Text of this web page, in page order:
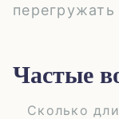
Частые
Сколько